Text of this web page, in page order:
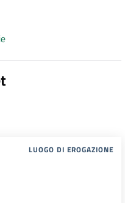
LUOGO DI EROGAZIONE